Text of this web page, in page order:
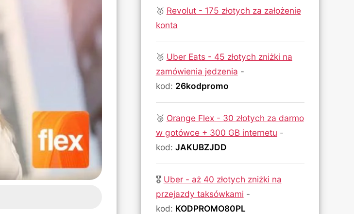
🥇 Revolut - 175 złotych za założenie
konta
🥈 Uber Eats - 45 złotych zniżki na
zamówienia jedzenia -
kod: 26kodpromo
🥉 Orange Flex - 30 złotych za darmo
w gotówce + 300 GB internetu -
kod: JAKUBZJDD
🎖 Uber - aż 40 złotych zniżki na
przejazdy taksówkami -
kod: KODPROMO80PL